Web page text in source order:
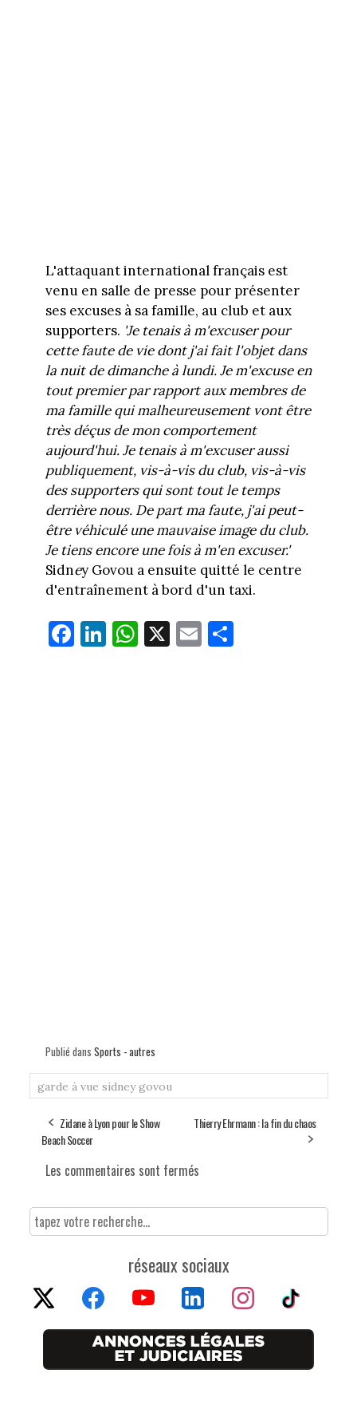
L'attaquant international français est
venu en salle de presse pour présenter
ses excuses à sa famille, au club et aux
supporters. 'Je tenais à m'excuser pour
cette faute de vie dont j'ai fait l'objet dans
la nuit de dimanche à lundi. Je m'excuse en
tout premier par rapport aux membres de
ma famille qui malheureusement vont être
très déçus de mon comportement
aujourd'hui. Je tenais à m'excuser aussi
publiquement, vis-à-vis du club, vis-à-vis
des supporters qui sont tout le temps
derrière nous. De part ma faute, j'ai peut-
être véhiculé une mauvaise image du club.
Je tiens encore une fois à m'en excuser.'
Sidney Govou a ensuite quitté le centre
d'entraînement à bord d'un taxi.
Fa
ce
Li
nk
W
ha
X E
m
Pa
rt
Publié dans Sports - autres
garde à vue sidney govou
Zidane à Lyon pour le Show
Beach Soccer
Thierry Ehrmann : la fin du chaos
Les commentaires sont fermés
réseaux sociaux